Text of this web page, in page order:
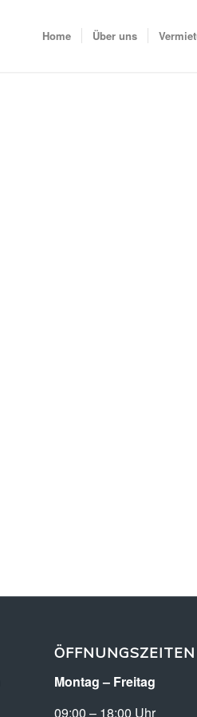
Home Über uns
ÖFFNUNGSZEITEN
Montag – Freitag
09:00 – 18:00 Uhr